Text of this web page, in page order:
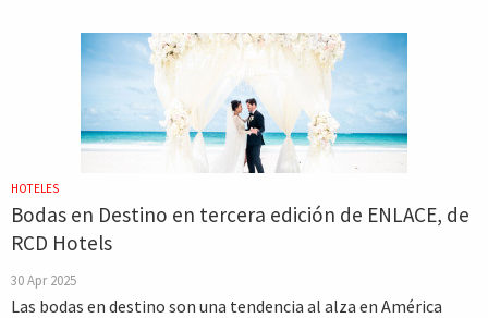
HOTELES
Bodas en Destino en tercera edición de ENLACE, de
RCD Hotels
30 Apr 2025
Las bodas en destino son una tendencia al alza en América